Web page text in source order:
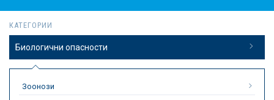
КАТЕГОРИИ
Биологични опасности
Зоонози